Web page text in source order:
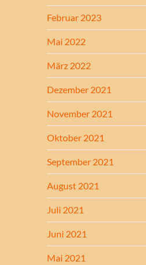
Februar 2023
Mai 2022
März 2022
Dezember 2021
November 2021
Oktober 2021
September 2021
August 2021
Juli 2021
Juni 2021
Mai 2021